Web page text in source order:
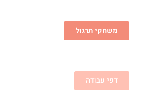
משחקי תרגול
דפי עבודה